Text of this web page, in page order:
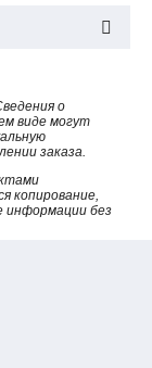
из ковкого
Свет,
о
виде могут
заказа.
копирование,
информации без